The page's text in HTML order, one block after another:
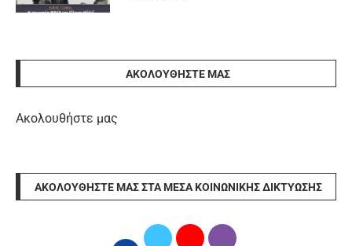
ΑΚΟΛΟΥΘΉΣΤΕ ΜΑΣ
Ακολουθήστε μας
ΑΚΟΛΟΥΘΉΣΤΕ ΜΑΣ ΣΤΑ ΜΈΣΑ ΚΟΙΝΩΝΙΚΉΣ ΔΙΚΤΎΩΣΗΣ